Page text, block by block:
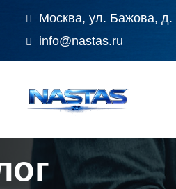
Москва, ул. Бажова, д.
info@nastas.ru